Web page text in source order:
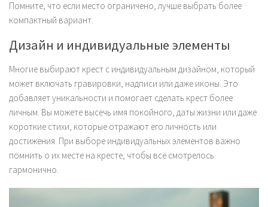
Помните, что если место ограничено, лучше выбрать более
компактный вариант.
Дизайн и индивидуальные элементы
Многие выбирают крест с индивидуальным дизайном, который
может включать гравировки, надписи или даже иконы. Это
добавляет уникальности и помогает сделать крест более
личным. Вы можете высечь имя покойного, даты жизни или даже
короткие стихи, которые отражают его личность или
достижения. При выборе индивидуальных элементов важно
помнить о их месте на кресте, чтобы всё смотрелось
гармонично.